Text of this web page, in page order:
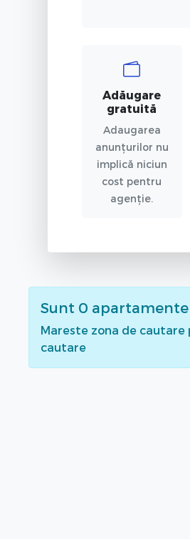
Adăugare
gratuită
Adaugarea
anunțurilor nu
implică niciun
cost pentru
agenție.
Sunt 0
Mareste zona de
cautare